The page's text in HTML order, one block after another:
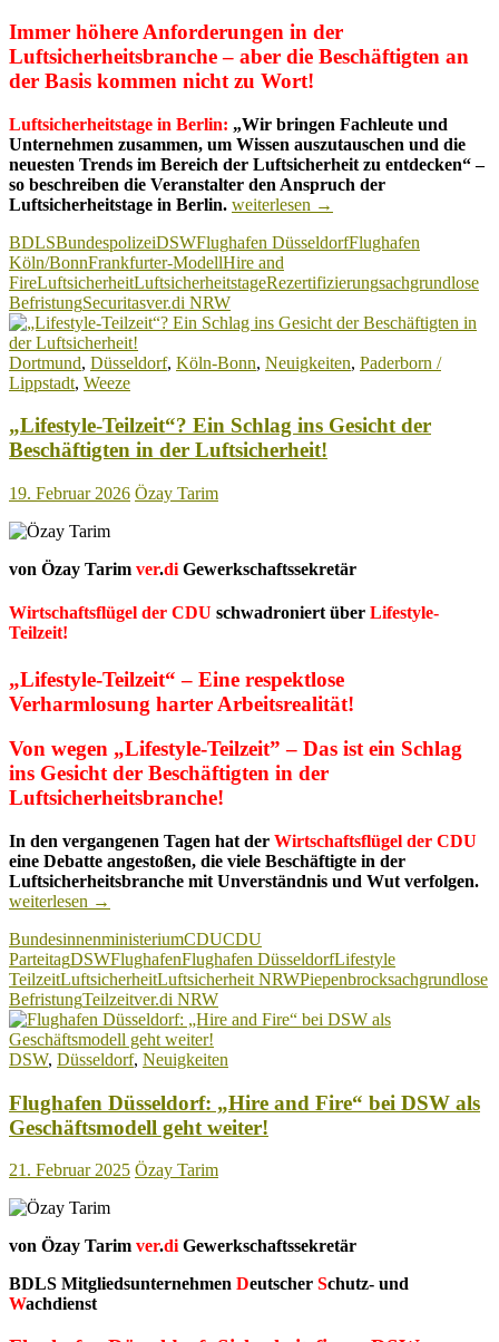
Immer höhere Anforderungen in der
Luftsicherheitsbranche – aber die Beschäftigten an
der Basis kommen nicht zu Wort!
Luftsicherheitstage in Berlin: „Wir bringen Fachleute und
Unternehmen zusammen, um Wissen auszutauschen und die
neuesten Trends im Bereich der Luftsicherheit zu entdecken“ –
so beschreiben die Veranstalter den Anspruch der
Luftsicherheitstage in Berlin. Luftsicherheitstage
Berlin:
Die
eigentlichen
kommen
nicht
weiterlesen →
BDLSBundespolizeiDSWFlughafen DüsseldorfFlughafen
Köln/BonnFrankfurter-ModellHire and
FireLuftsicherheitLuftsicherheitstageRezertifizierungsachgrundlose
BefristungSecuritasver.di NRW
Dortmund, Düsseldorf, Köln-Bonn, Neuigkeiten, Paderborn /
Lippstadt, Weeze
„Lifestyle-Teilzeit“? Ein Schlag ins Gesicht der
Beschäftigten in der Luftsicherheit!
19. Februar 2026 Özay Tarim
von Özay Tarim ver.di Gewerkschaftssekretär
Wirtschaftsflügel der CDU schwadroniert über Lifestyle-
Teilzeit!
„Lifestyle-Teilzeit“ – Eine respektlose
Verharmlosung harter Arbeitsrealität!
Von wegen „Lifestyle-Teilzeit” – Das ist ein Schlag
ins Gesicht der Beschäftigten in der
Luftsicherheitsbranche!
In den vergangenen Tagen hat der Wirtschaftsflügel der CDU
eine Debatte angestoßen, die viele Beschäftigte in der
Luftsicherheitsbranche mit Unverständnis und Wut verfolgen.
weiterlesen →
BundesinnenministeriumCDUCDU
ParteitagDSWFlughafenFlughafen DüsseldorfLifestyle
TeilzeitLuftsicherheitLuftsicherheit NRWPiepenbrocksachgrundlose
BefristungTeilzeitver.di NRW
DSW, Düsseldorf, Neuigkeiten
Flughafen Düsseldorf: „Hire and Fire“ bei DSW als
Geschäftsmodell geht weiter!
21. Februar 2025 Özay Tarim
von Özay Tarim ver.diGewerkschaftssekretär
BDLS Mitgliedsunternehmen Deutscher Schutz- und
Wachdienst